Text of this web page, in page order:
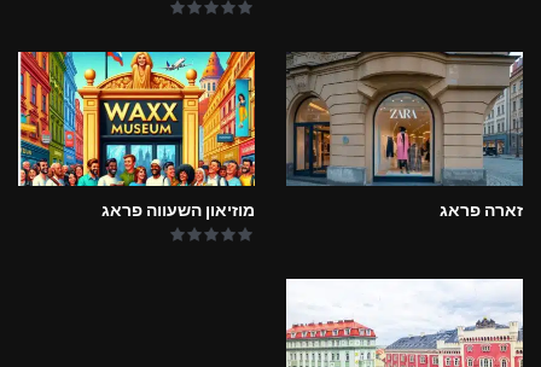
זארה פראג מוזיאון השעווה פראג